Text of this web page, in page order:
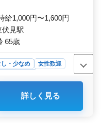
車通勤可能 ・駅チカ 経験
極採用中！ 皆様のご応募
す！
給1,000円〜1,600円
見駅
65歳
・少なめ
女性歓迎
整備士を積極採用中！50
力として活躍できる環
から修理まで幅広い業
詳しく見る